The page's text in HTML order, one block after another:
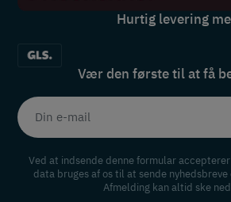
Hurtig levering
Vær den første til at få
Ved at indsende denne formular
data bruges af os til at sende
Afmelding kan altid ske